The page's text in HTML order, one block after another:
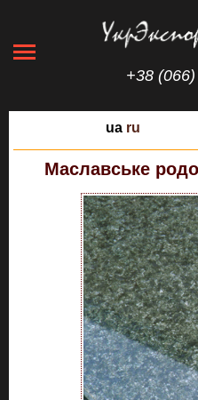
+38
ua ru
Маславське